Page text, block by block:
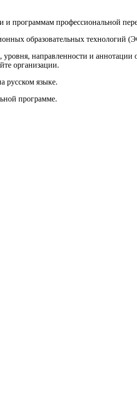
программам профессиональной
образовательных технологий
направленности и
организации.
русском языке.
программе.